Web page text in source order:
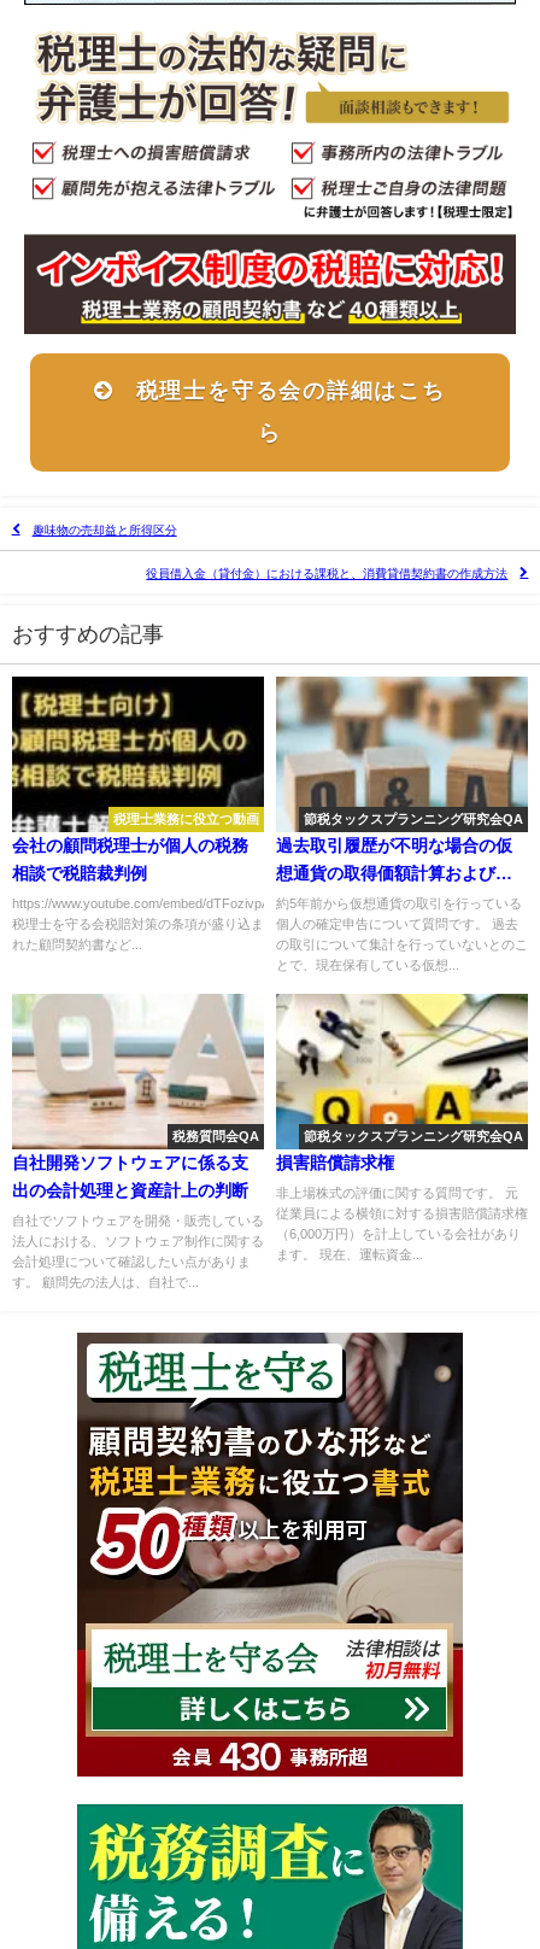
税理士を守る会の詳細はこち
ら
趣味物の売却益と所得区分
役員借入金（貸付金）における課税と、消費貸借契約書の作成方法
おすすめの記事
税理士業務に役立つ動画
会社の顧問税理士が個人の税務
相談で税賠裁判例
https://www.youtube.com/embed/dTFozivpAqY
税理士を守る会税賠対策の条項が盛り込ま
れた顧問契約書など...
節税タックスプランニング研究会QA
過去取引履歴が不明な場合の仮
想通貨の取得価額計算および申
告方法について
約5年前から仮想通貨の取引を行っている
個人の確定申告について質問です。 過去
の取引について集計を行っていないとのこ
とで、現在保有している仮想...
税務質問会QA
自社開発ソフトウェアに係る支
出の会計処理と資産計上の判断
自社でソフトウェアを開発・販売している
法人における、ソフトウェア制作に関する
会計処理について確認したい点がありま
す。 顧問先の法人は、自社で...
節税タックスプランニング研究会QA
損害賠償請求権
非上場株式の評価に関する質問です。 元
従業員による横領に対する損害賠償請求権
（6,000万円）を計上している会社があり
ます。 現在、運転資金...